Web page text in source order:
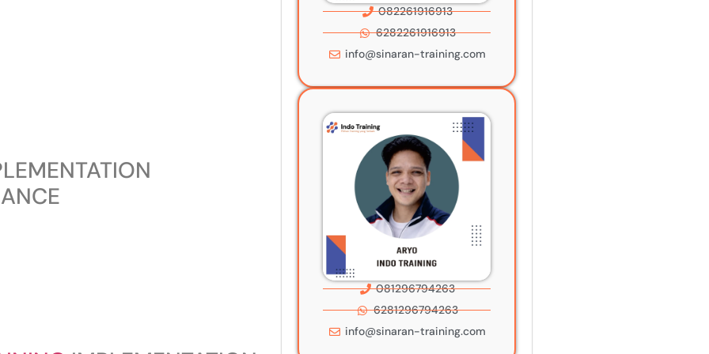
082261916913
6282261916913
info@sinaran-training.com
081296794263
6281296794263
info@sinaran-training.com